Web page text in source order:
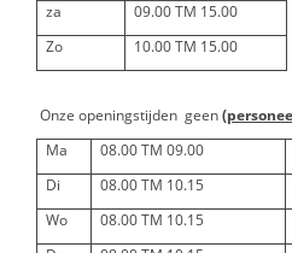
za
09.00 TM 15.00
Zo
10.00 TM 15.00
Onze openingstijden geen
Ma
08.00 TM 09.00
Di
08.00 TM 10.15
Wo
08.00 TM 10.15